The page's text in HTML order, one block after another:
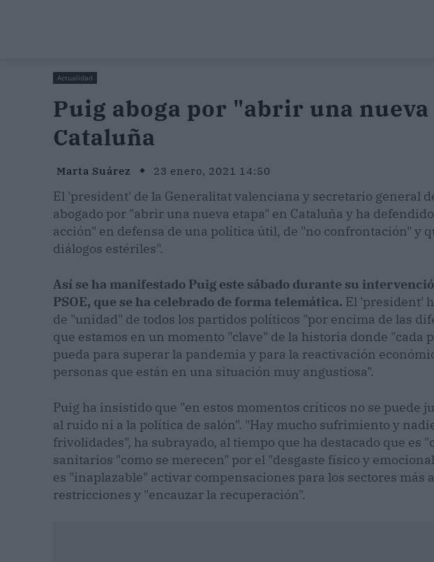
Actualidad
Puig aboga por "abrir una nueva
Cataluña
Marta Suárez 23 enero, 2021 14:50
El 'president' de la Generalitat valenciana y secretario general
abogado por "abrir una nueva etapa" en Cataluña y ha
acción" en defensa de una política útil, de "no confrontación" y
diálogos estériles".
Así se ha manifestado Puig este sábado durante su
PSOE, que se ha celebrado de forma telemática. El 'president'
de "unidad" de todos los partidos políticos "por encima de las
que estamos en un momento "clave" de la historia donde "cada
pueda para superar la pandemia y para la reactivación
personas que están en una situación muy angustiosa".
Puig ha insistido que "en estos momentos críticos no se puede
al ruido ni a la política de salón". "Hay mucho sufrimiento y
frivolidades", ha subrayado, al tiempo que ha destacado que es
sanitarios "como se merecen" por el "desgaste físico y
es "inaplazable" activar compensaciones para los sectores más
restricciones y "encauzar la recuperación".